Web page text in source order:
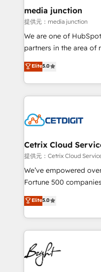
Mexico, USA, and
hundred successful operations.
rooted in RevOps
training, planning, and
inbound marketing
understanding,
competitive market.
media junction
提供元：media junction
We are one of
partners in the area of
design & development.
implementations for
companies. We are woman-owned, powered by
coffee, and we ❤️ dogs. We produce award-
Impact Award 🏆2022
Award 🏆2020 Elite
Integrations HubSpot
Marketing Enablement
2018 Website Design
Growth-Driven Design
Sales Enablement
HubSpot COS
COS Design Award
Elite5.0
Cetrix Cloud
提供元：Cetrix Cloud
We’ve empowered
Fortune 500
and nonprofits — to
revenue, and unlock
With deep technical
automation,
lasting impact. We specialize in: • Turnkey and end-
to-end HubSpot
Sales, Service,
Elite5.0